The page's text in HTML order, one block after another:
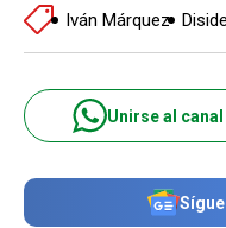
Iván Márquez
Unirse al